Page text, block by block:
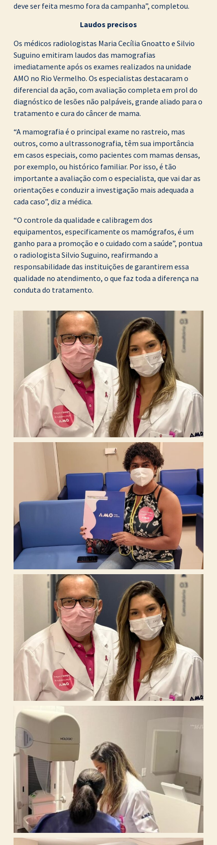
deve ser feita mesmo fora da campanha”, completou.
Laudos precisos
Os médicos radiologistas Maria Cecília Gnoatto e Silvio
Suguino emitiram laudos das mamografias
imediatamente após os exames realizados na unidade
AMO no Rio Vermelho. Os especialistas destacaram o
diferencial da ação, com avaliação completa em prol do
diagnóstico de lesões não palpáveis, grande aliado para o
tratamento e cura do câncer de mama.
“A mamografia é o principal exame no rastreio, mas
outros, como a ultrassonografia, têm sua importância
em casos especiais, como pacientes com mamas densas,
por exemplo, ou histórico familiar. Por isso, é tão
importante a avaliação com o especialista, que vai dar as
orientações e conduzir a investigação mais adequada a
cada caso”, diz a médica.
“O controle da qualidade e calibragem dos
equipamentos, especificamente os mamógrafos, é um
ganho para a promoção e o cuidado com a saúde”, pontua
o radiologista Silvio Suguino, reafirmando a
responsabilidade das instituições de garantirem essa
qualidade no atendimento, o que faz toda a diferença na
conduta do tratamento.